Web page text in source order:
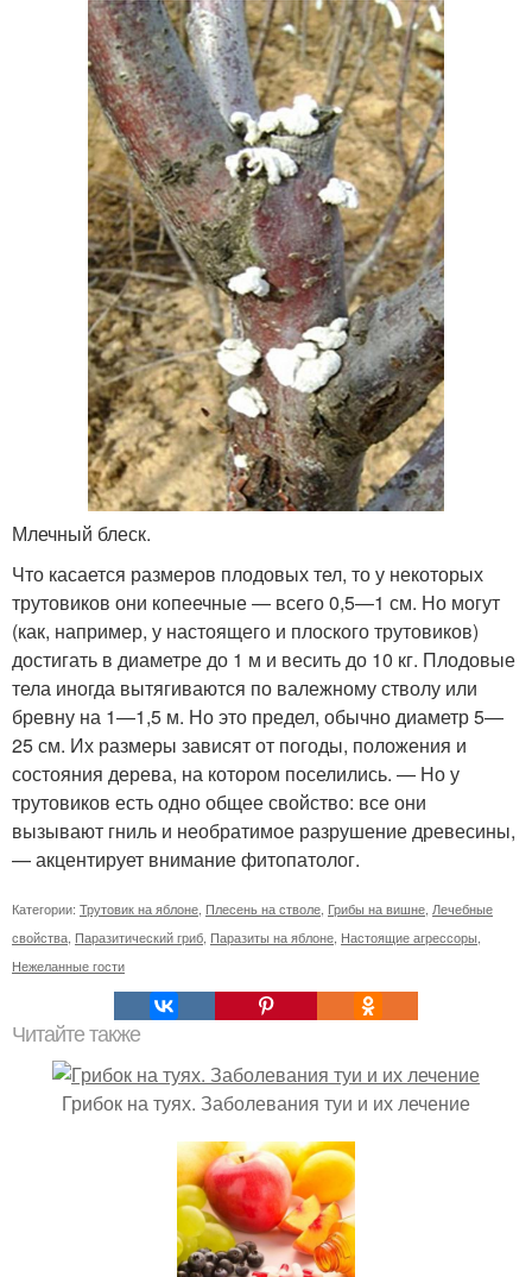
Млечный блеск.
Что касается размеров плодовых тел, то у некоторых
трутовиков они копеечные — всего 0,5—1 см. Но могут
(как, например, у настоящего и плоского трутовиков)
достигать в диаметре до 1 м и весить до 10 кг. Плодовые
тела иногда вытягиваются по валежному стволу или
бревну на 1—1,5 м. Но это предел, обычно диаметр 5—
25 см. Их размеры зависят от погоды, положения и
состояния дерева, на котором поселились. — Но у
трутовиков есть одно общее свойство: все они
вызывают гниль и необратимое разрушение древесины,
— акцентирует внимание фитопатолог.
Категории: Трутовик на яблоне Плесень на стволе Грибы на вишне Лечебные
свойства Паразитический гриб Паразиты на яблоне Настоящие агрессоры
Нежеланные гости
Читайте также
Грибок на туях. Заболевания туи и их лечение